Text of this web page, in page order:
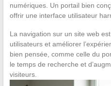
numériques. Un portail bien
offrir une interface utilisateur
La navigation sur un site web
utilisateurs et améliorer
bien pensée, comme celle du
le temps de recherche et
visiteurs.